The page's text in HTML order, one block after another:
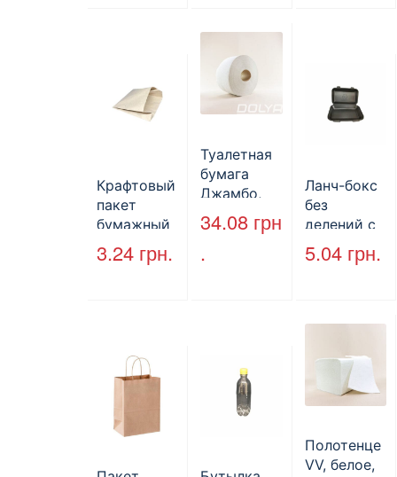
Крафтовый
пакет
бумажный
без ручек
170*140*50
3.24 грн.
Туалетная
бумага
Джамбо,
130 м.
34.08 грн
.
Ланч-бокс
без
делений с
крышкой
HP-10, 240
объем 1300
полистиро
л, черный,
250 шт./уп.
5.04 грн.
Полотенце
VV, белое,